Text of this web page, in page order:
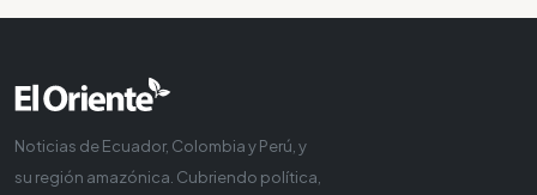
Noticias de Ecuador, Colombia y Perú, y
su región amazónica. Cubriendo política,